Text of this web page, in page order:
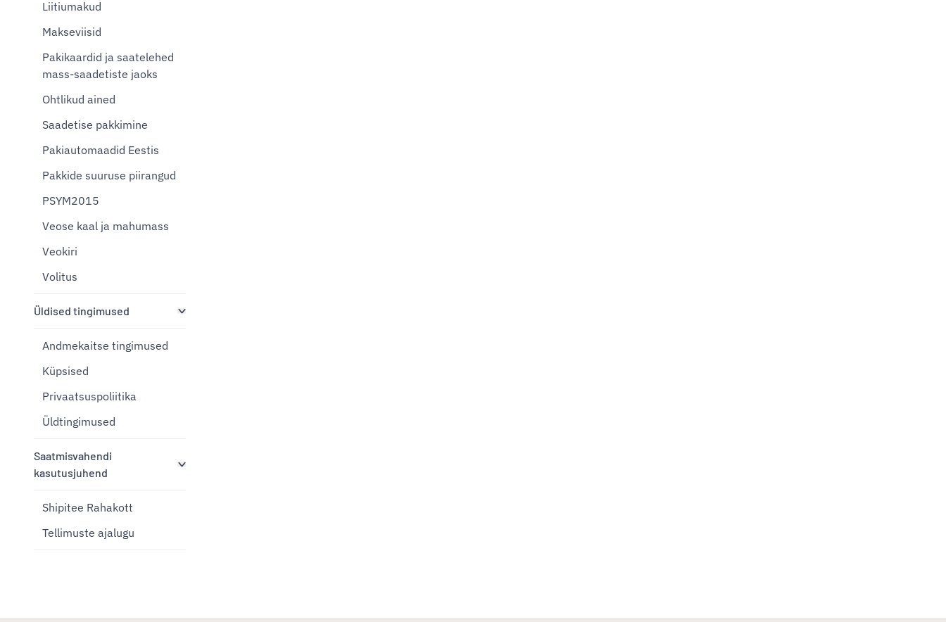
Liitiumakud
Makseviisid
Pakikaardid ja saatelehed
mass-saadetiste jaoks
Ohtlikud ained
Saadetise pakkimine
Pakiautomaadid Eestis
Pakkide suuruse piirangud
PSYM2015
Veose kaal ja mahumass
Veokiri
Volitus
Üldised tingimused
Andmekaitse tingimused
Küpsised
Privaatsuspoliitika
Üldtingimused
Saatmisvahendi
kasutusjuhend
Shipitee Rahakott
Tellimuste ajalugu